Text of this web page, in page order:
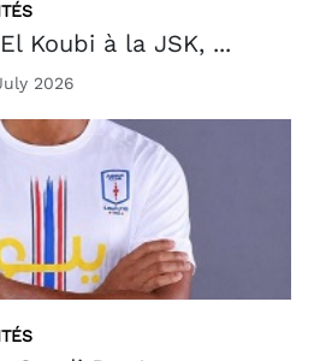
Koubi à la JSK, ...
2026